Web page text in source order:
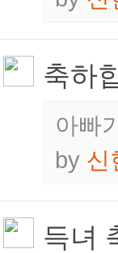
축하
아빠
by 신
득녀